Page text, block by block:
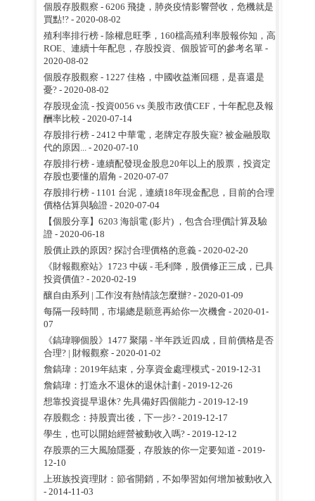
個股存股觀察 - 6206 飛捷，肺炎疫情影響營收，危機就是
買點!? - 2020-08-02
殖利率排行榜 - 除權息旺季，160檔高殖利率股報你知，高
ROE、連續十年配息，存股投資、個股皆可的參考名單-
2020-08-02
個股存股觀察 - 1227 佳格，中國收益漸回穩，是喜還是
憂?- 2020-08-02
存股現金流 - 投資0056 vs 美股市政債CEF，十年配息及報
酬率比較 - 2020-07-14
存股排行榜 - 2412 中華電，老牌定存股失寵? 被金融股取
代的原因...
- 2020-07-10
存股排行榜 - 連續配發現金股息20年以上的股票，投資定
存股也要懂的眉角 - 2020-07-07
存股排行榜 - 1101 台泥，連續18年現金配息，目前的合理
價格估算與驗證- 2020-07-04
【個股分享】6203 海韻電 (影片) ，包含合理價計算及驗
證- 2020-06-18
股價止跌的原因? 探討合理價格的意義- 2020-02-20
《財報觀察站》1723 中碳 - 毛利降，股價修正三成，已具
投資價值?- 2020-02-19
釀自由系列 | 工作沒有熱情該怎麼辦?- 2020-01-09
每隔一段時間，市場總是願意再給你一次機會 - 2020-01-
07
《鎬瑋聊個股》1477 聚陽 - 半年跌近四成，目前價格是否
合理? | 財報觀察 - 2020-01-02
詹鎬瑋：2019年結束，分享資金處理模式- 2019-12-31
詹鎬瑋：打造永不退休的退休計劃 - 2019-12-26
想靠投資提早退休? 先具備好四個能力 - 2019-12-19
存股觀念：持股賣出後，下一步?- 2019-12-17
學生，也可以開始經營被動收入嗎?- 2019-12-12
存股票的三大風險隱憂，存股族的你一定要知道 - 2019-
12-10
上班族投資理財：節省開銷，不如學習如何增加被動收入
- 2014-11-03